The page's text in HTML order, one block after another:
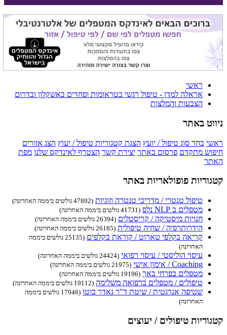
ראשי
אראלה למדן - טיפול רגשי בטראומות ופחדים באשקלון ובדרום
הצבעות והמלצות
ניווט באתר
ראשי בחר סוג טיפול / יועץ הצגת קטגוריות טיפול / יעוץ הצג אזורים
חיפוש מתקדם פרסום באתר יצירת קשר הצטרף לאינדקס שלנו מפת
האתר
קטגוריות פופולאריות באתר
טיפול טנטרי / מדריכי טנטרה וזוגיות (47892 גולשים ביממה האחרונה)
מטפלים ב NLP נלפ (41731 גולשים ביממה האחרונה)
חנויות מיסטיקה / קריסטלים (26394 גולשים ביממה האחרונה)
הידרותרפיה / שחיה טיפולית (26185 גולשים ביממה האחרונה)
קריאה בקלפי טארוט / קוראת בקלפים
(25135 גולשים ביממה
האחרונה)
עיסוי הוליסטי / עיסוי רפואי (24424 גולשים ביממה האחרונה)
Coaching / אימון אישי (21975 גולשים ביממה האחרונה)
מטפלים בפרחי באך (19196 גולשים ביממה האחרונה)
טיפולים / מטפלים ברפואה משלימה (19112 גולשים ביממה האחרונה)
שטיפה אנרגטית / שיטת ד"ר נאדר בוטו
(17946 גולשים ביממה
האחרונה)
קטגוריות טיפולים / יעוצים